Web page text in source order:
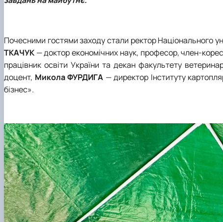
Почесними гостями заходу стали ректор Національного
ТКАЧУК — доктор економічних наук, професор, член-
працівник освіти України та декан факультету
доцент, Микола ФУРДИГА — директор Інституту
бізнес».